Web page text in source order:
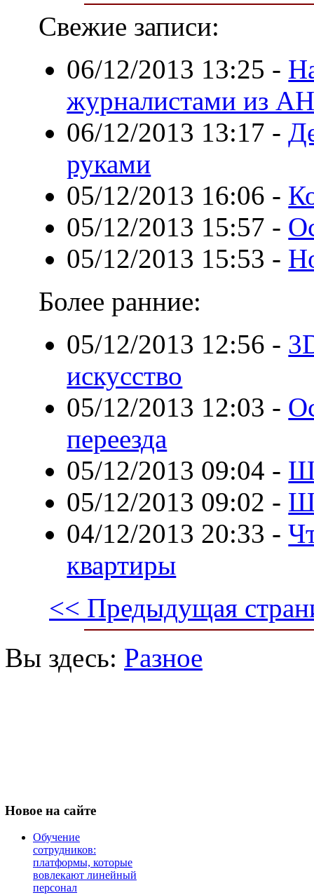
Свежие записи:
06/12/2013 13:25 -
журналистами из
06/12/2013 13:17 -
руками
05/12/2013 16:06 -
05/12/2013 15:57 -
05/12/2013 15:53 -
Более ранние:
05/12/2013 12:56 -
искусство
05/12/2013 12:03 -
переезда
05/12/2013 09:04 -
05/12/2013 09:02 -
04/12/2013 20:33 -
квартиры
<< Предыдущая
Вы здесь: Разное
Новое на сайте
Обучение
сотрудников:
платформы, которые
вовлекают линейный
персонал